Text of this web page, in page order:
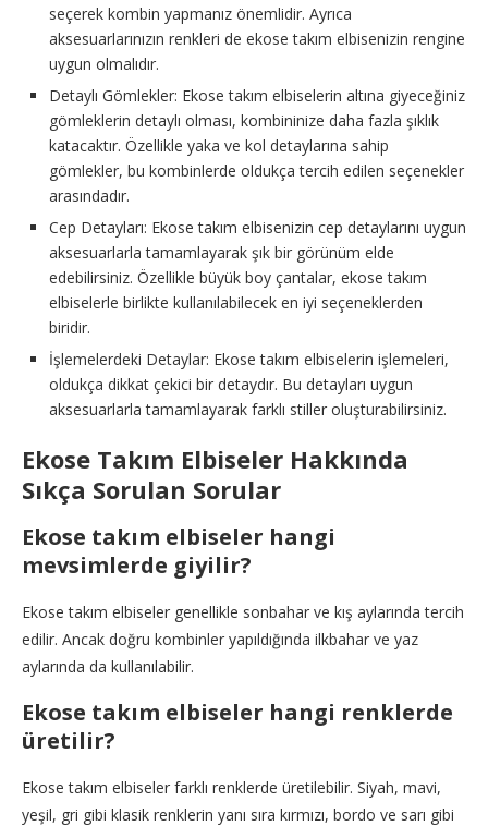
seçerek kombin yapmanız önemlidir. Ayrıca
aksesuarlarınızın renkleri de ekose takım elbisenizin rengine
uygun olmalıdır.
Detaylı Gömlekler: Ekose takım elbiselerin altına giyeceğiniz
gömleklerin detaylı olması, kombininize daha fazla şıklık
katacaktır. Özellikle yaka ve kol detaylarına sahip
gömlekler, bu kombinlerde oldukça tercih edilen seçenekler
arasındadır.
Cep Detayları: Ekose takım elbisenizin cep detaylarını uygun
aksesuarlarla tamamlayarak şık bir görünüm elde
edebilirsiniz. Özellikle büyük boy çantalar, ekose takım
elbiselerle birlikte kullanılabilecek en iyi seçeneklerden
biridir.
İşlemelerdeki Detaylar: Ekose takım elbiselerin işlemeleri,
oldukça dikkat çekici bir detaydır. Bu detayları uygun
aksesuarlarla tamamlayarak farklı stiller oluşturabilirsiniz.
Ekose Takım Elbiseler Hakkında
Sıkça Sorulan Sorular
Ekose takım elbiseler hangi
mevsimlerde giyilir?
Ekose takım elbiseler genellikle sonbahar ve kış aylarında tercih
edilir. Ancak doğru kombinler yapıldığında ilkbahar ve yaz
aylarında da kullanılabilir.
Ekose takım elbiseler hangi renklerde
üretilir?
Ekose takım elbiseler farklı renklerde üretilebilir. Siyah, mavi,
yeşil, gri gibi klasik renklerin yanı sıra kırmızı, bordo ve sarı gibi